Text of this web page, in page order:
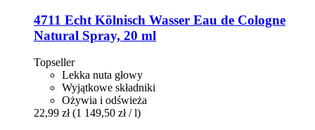
4711 Echt Kölnisch Wasser Eau de Cologne
Natural Spray, 20 ml
Topseller
Lekka nuta głowy
Wyjątkowe składniki
Ożywia i odświeża
22,99 zł (1 149,50 zł / l)